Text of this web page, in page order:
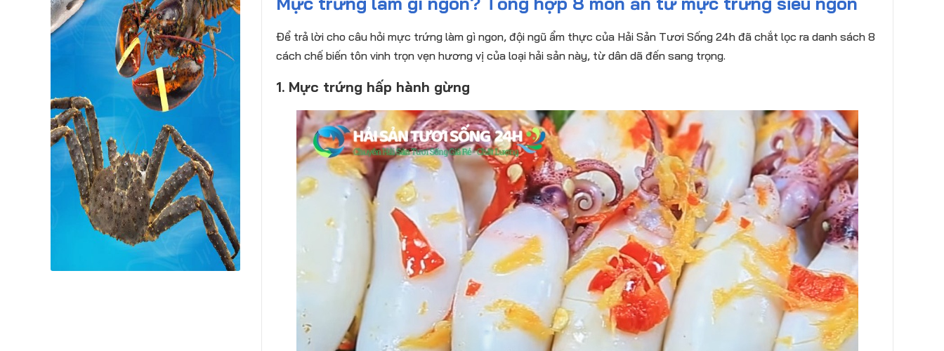
Để trả lời cho câu hỏi mực trứng làm gì ngon, đội ngũ ẩm thực của Hải Sản Tươi Sống 24h đã chắt lọc ra danh sách 8
cách chế biến tôn vinh trọn vẹn hương vị của loại hải sản này, từ dân dã đến sang trọng.
1. Mực trứng hấp hành gừng